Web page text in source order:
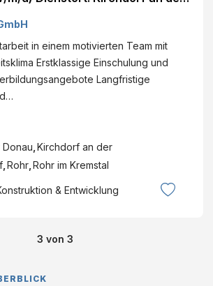
in einem motivierten Team mit
Erstklassige Einschulung und
Langfristige
Donau, Kirchdorf an der
Rohr Rohr im Kremstal
& Entwicklung
3 von 3